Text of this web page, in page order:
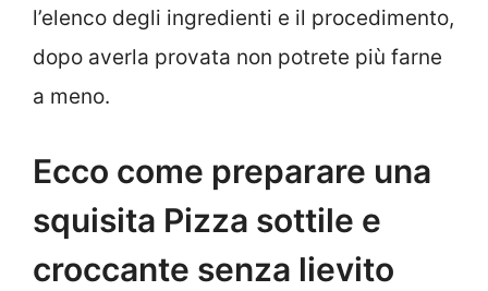
l’elenco degli ingredienti e il procedimento,
dopo averla provata non potrete più farne
a meno.
Ecco come preparare una
squisita Pizza sottile e
croccante senza lievito